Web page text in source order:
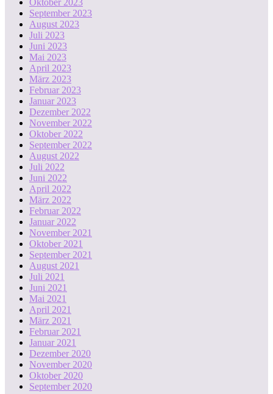
Oktober 2023
September 2023
August 2023
Juli 2023
Juni 2023
Mai 2023
April 2023
März 2023
Februar 2023
Januar 2023
Dezember 2022
November 2022
Oktober 2022
September 2022
August 2022
Juli 2022
Juni 2022
April 2022
März 2022
Februar 2022
Januar 2022
November 2021
Oktober 2021
September 2021
August 2021
Juli 2021
Juni 2021
Mai 2021
April 2021
März 2021
Februar 2021
Januar 2021
Dezember 2020
November 2020
Oktober 2020
September 2020